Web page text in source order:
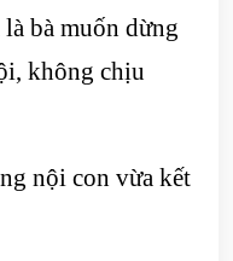
bà muốn dừng
không chịu
nội con vừa kết